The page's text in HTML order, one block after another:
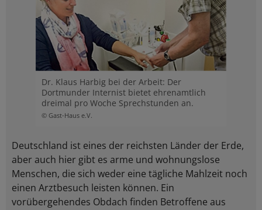
Dr. Klaus Harbig bei der Arbeit: Der
Dortmunder Internist bietet ehrenamtlich
dreimal pro Woche Sprechstunden an.
© Gast-Haus e.V.
Deutschland ist eines der reichsten Länder der Erde,
aber auch hier gibt es arme und wohnungslose
Menschen, die sich weder eine tägliche Mahlzeit noch
einen Arztbesuch leisten können. Ein
vorübergehendes Obdach finden Betroffene aus